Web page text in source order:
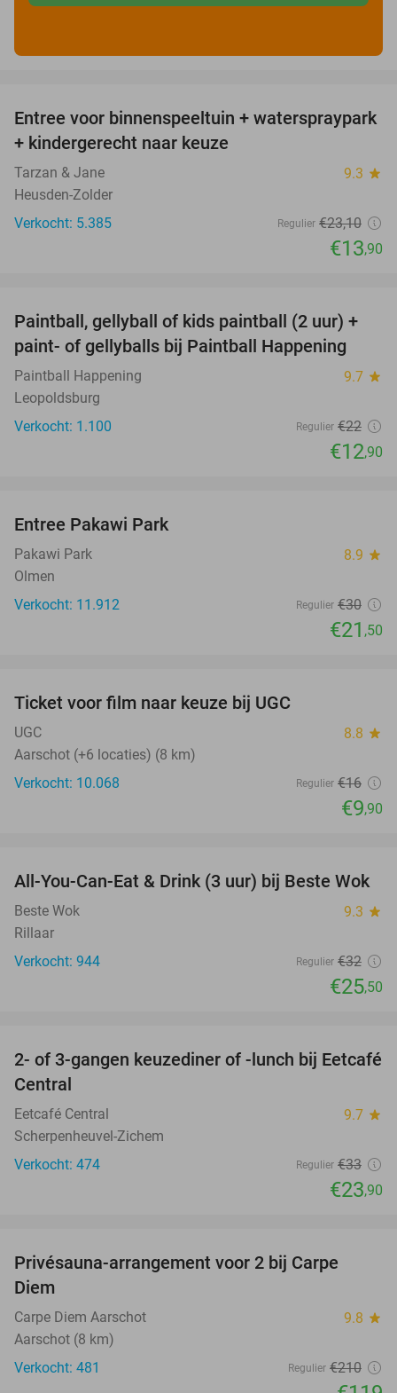
40%
Entree voor binnenspeeltuin + waterspraypark
+ kindergerecht naar keuze
Tarzan & Jane 9.3 star
Heusden-Zolder
Verkocht: 5.385
Regulier €23,10
€13,90
41%
Paintball, gellyball of kids paintball (2 uur) +
paint- of gellyballs bij Paintball Happening
Paintball Happening 9.7 star
Leopoldsburg
Verkocht: 1.100
Regulier €22
€12,90
Entree Pakawi Park
Pakawi Park 8.9 star
Olmen
Verkocht: 11.912
Regulier €30
€21 ,50
Ticket voor film naar keuze bij UGC
UGC 8.8 star
Aarschot (+6 locaties) (8 km)
Verkocht: 10.068
Regulier €16
€9,90
20%
All-You-Can-Eat & Drink (3 uur) bij Beste Wok
Beste Wok 9.3 star
Rillaar
Verkocht: 944
Regulier €32
€25,50
28%
2- of 3-gangen keuzediner of -lunch bij Eetcafé
Central
Eetcafé Central 9.7 star
Scherpenheuvel-Zichem
Verkocht: 474
Regulier €33
€23,90
Privésauna-arrangement voor 2 bij Carpe
Diem
Carpe Diem Aarschot 9.8 star
Aarschot (8 km)
Verkocht: 481
Regulier €210